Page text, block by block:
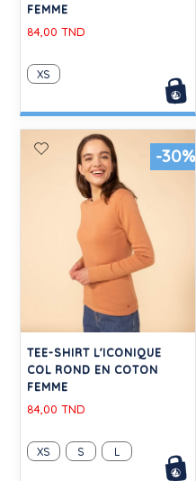
FEMME
84,00 TND
XS
-30%
TEE-SHIRT L'ICONIQUE
COL ROND EN COTON
FEMME
84,00 TND
XS S L